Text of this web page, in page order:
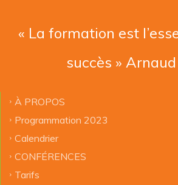
« La formation est
succès »
À PROPOS
Programmation 2023
Calendrier
CONFÉRENCES
Tarifs